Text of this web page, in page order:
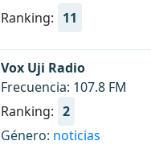
Ranking: 11
Vox Uji Radio
Frecuencia: 107.8 FM
Ranking: 2
Género: noticias